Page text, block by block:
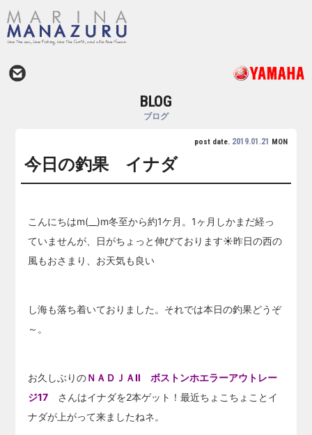
BLOG
ブログ
post date. 2019.01.21 MON
今日の釣果 イナダ
こんにちはm(__)m冬至から約1ケ月。1ヶ月しかまだ経っ
ていませんが、日がちょっと伸びております☀昨日の西の
風もおさまり、お天気も良い
し海も落ち着いておりました。それでは本日の釣果どうぞ
～。
お久しぶりのＮＡＤＪＡⅡ ボストンホエラーアウトレー
ジ17 さんはイナダを2本ゲット！最近ちょこちょことイ
ナダが上がって来ましたねネ。